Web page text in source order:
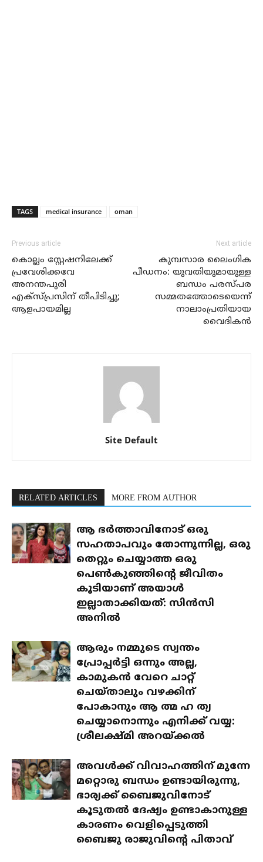
TAGS medical insurance oman
Previous article
കൊല്ലം സ്റ്റേഷനിലേക്ക്
പ്രവേശിക്കവേ
അനന്തപുരി
എക്‌സ്പ്രസിന് തീപിടിച്ചു;
ആളപായമില്ല
Next article
കുമ്പസാര ലൈംഗിക
പീഡനം: യുവതിയുമായുള്ള
ബന്ധം പരസ്പര
സമ്മതത്തോടെയെന്ന്
നാലാംപ്രതിയായ
വൈദികന്‍
Site Default
RELATED ARTICLES MORE FROM AUTHOR
ആ ഭർത്താവിനോട് ഒരു
സഹതാപവും തോന്നുന്നില്ല, ഒരു
തെറ്റും ചെയ്യാത്ത ഒരു
പെൺകുഞ്ഞിന്റെ ജീവിതം
കൂടിയാണ് അയാൾ
ഇല്ലാതാക്കിയത്: സിൻസി
അനിൽ
ആരും നമ്മുടെ സ്വന്തം
പ്രോപ്പർട്ടി ഒന്നും അല്ല,
കാമുകൻ വേറെ ചാറ്റ്
ചെയ്താലും വഴക്കിന്
പോകാനും ആ ത്മ ഹ ത്യ
ചെയ്യാനൊന്നും എനിക്ക് വയ്യ:
ശ്രീലക്ഷ്മി അറയ്ക്കൽ
അവൾക്ക് വിവാഹത്തിന് മുന്നേ
മറ്റൊരു ബന്ധം ഉണ്ടായിരുന്നു,
ഭാര്യക്ക് ബൈജുവിനോട്
കൂടുതൽ ദേഷ്യം ഉണ്ടാകാനുള്ള
കാരണം വെളിപ്പെടുത്തി
ബൈജു രാജുവിന്റെ പിതാവ്